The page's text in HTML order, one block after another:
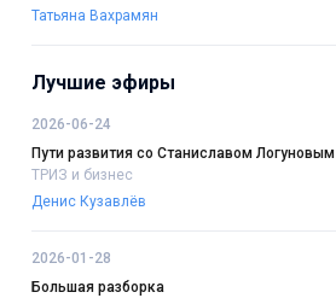
Татьяна Вахрамян
Лучшие эфиры
2026-06-24
Пути развития со Станиславом Логуновым
ТРИЗ и бизнес
Денис Кузавлёв
2026-01-28
Большая разборка